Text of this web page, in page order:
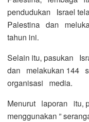
pendudukan Israel
Palestina dan
tahun ini.
Selain itu, pasukan
dan melakukan 144
organisasi media.
Menurut laporan itu,
menggunakan ”